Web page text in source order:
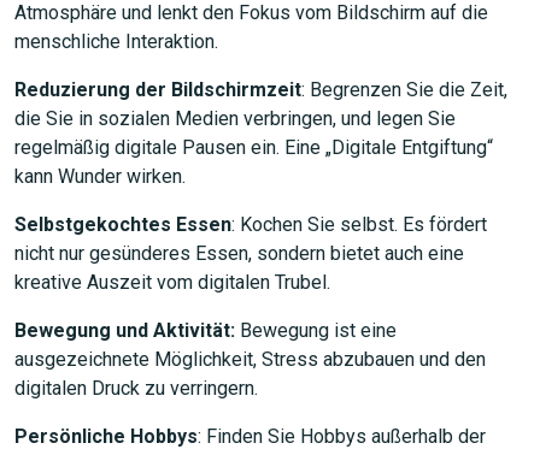
Atmosphäre und lenkt den Fokus vom Bildschirm auf die
menschliche Interaktion.
Reduzierung der Bildschirmzeit: Begrenzen Sie die Zeit,
die Sie in sozialen Medien verbringen, und legen Sie
regelmäßig digitale Pausen ein. Eine „Digitale Entgiftung“
kann Wunder wirken.
Selbstgekochtes Essen: Kochen Sie selbst. Es fördert
nicht nur gesünderes Essen, sondern bietet auch eine
kreative Auszeit vom digitalen Trubel.
Bewegung und Aktivität: Bewegung ist eine
ausgezeichnete Möglichkeit, Stress abzubauen und den
digitalen Druck zu verringern.
Persönliche Hobbys: Finden Sie Hobbys außerhalb der